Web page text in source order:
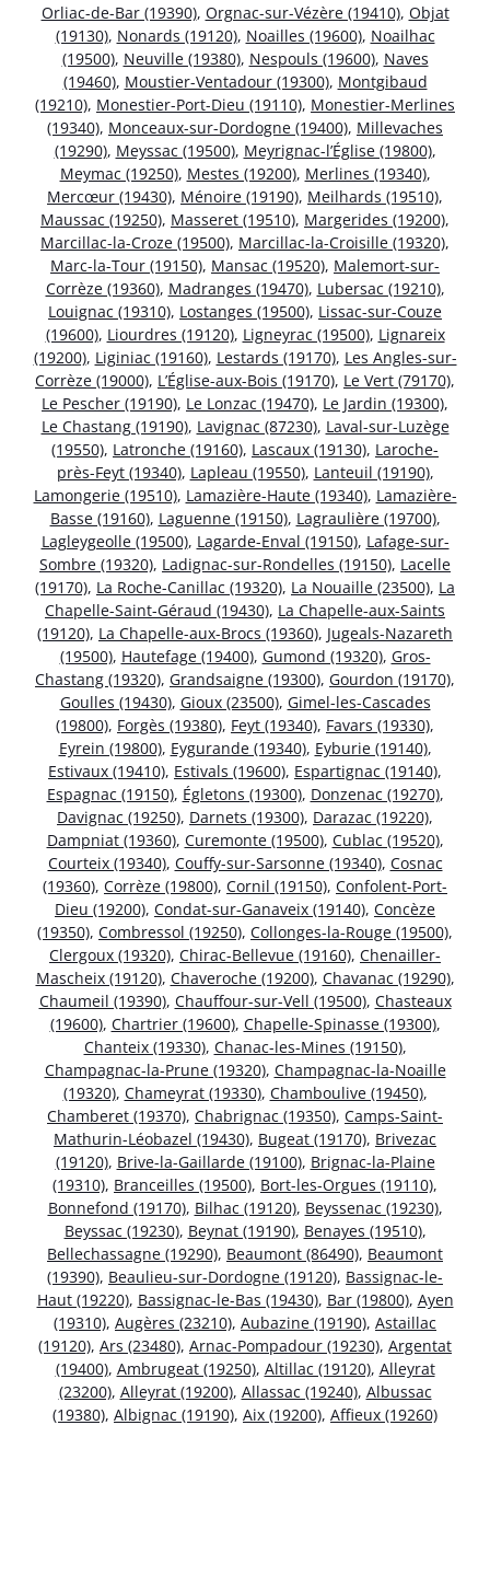
Orliac-de-Bar (19390), Orgnac-sur-Vézère (19410), Objat
(19130), Nonards (19120), Noailles (19600), Noailhac
(19500), Neuville (19380), Nespouls (19600), Naves
(19460), Moustier-Ventadour (19300), Montgibaud
(19210), Monestier-Port-Dieu (19110), Monestier-Merlines
(19340), Monceaux-sur-Dordogne (19400), Millevaches
(19290), Meyssac (19500), Meyrignac-l’Église (19800),
Meymac (19250), Mestes (19200), Merlines (19340),
Mercœur (19430), Ménoire (19190), Meilhards (19510),
Maussac (19250), Masseret (19510), Margerides (19200),
Marcillac-la-Croze (19500), Marcillac-la-Croisille (19320),
Marc-la-Tour (19150), Mansac (19520), Malemort-sur-
Corrèze (19360), Madranges (19470), Lubersac (19210),
Louignac (19310), Lostanges (19500), Lissac-sur-Couze
(19600), Liourdres (19120), Ligneyrac (19500), Lignareix
(19200), Liginiac (19160), Lestards (19170), Les Angles-sur-
Corrèze (19000), L’Église-aux-Bois (19170), Le Vert (79170),
Le Pescher (19190), Le Lonzac (19470), Le Jardin (19300),
Le Chastang (19190), Lavignac (87230), Laval-sur-Luzège
(19550), Latronche (19160), Lascaux (19130), Laroche-
près-Feyt (19340), Lapleau (19550), Lanteuil (19190),
Lamongerie (19510), Lamazière-Haute (19340), Lamazière-
Basse (19160), Laguenne (19150), Lagraulière (19700),
Lagleygeolle (19500), Lagarde-Enval (19150), Lafage-sur-
Sombre (19320), Ladignac-sur-Rondelles (19150), Lacelle
(19170), La Roche-Canillac (19320), La Nouaille (23500), La
Chapelle-Saint-Géraud (19430), La Chapelle-aux-Saints
(19120), La Chapelle-aux-Brocs (19360), Jugeals-Nazareth
(19500), Hautefage (19400), Gumond (19320), Gros-
Chastang (19320), Grandsaigne (19300), Gourdon (19170),
Goulles (19430), Gioux (23500), Gimel-les-Cascades
(19800), Forgès (19380), Feyt (19340), Favars (19330),
Eyrein (19800), Eygurande (19340), Eyburie (19140),
Estivaux (19410), Estivals (19600), Espartignac (19140),
Espagnac (19150), Égletons (19300), Donzenac (19270),
Davignac (19250), Darnets (19300), Darazac (19220),
Dampniat (19360), Curemonte (19500), Cublac (19520),
Courteix (19340), Couffy-sur-Sarsonne (19340), Cosnac
(19360), Corrèze (19800), Cornil (19150), Confolent-Port-
Dieu (19200), Condat-sur-Ganaveix (19140), Concèze
(19350), Combressol (19250), Collonges-la-Rouge (19500),
Clergoux (19320), Chirac-Bellevue (19160), Chenailler-
Mascheix (19120), Chaveroche (19200), Chavanac (19290),
Chaumeil (19390), Chauffour-sur-Vell (19500), Chasteaux
(19600), Chartrier (19600), Chapelle-Spinasse (19300),
Chanteix (19330), Chanac-les-Mines (19150),
Champagnac-la-Prune (19320), Champagnac-la-Noaille
(19320), Chameyrat (19330), Chamboulive (19450),
Chamberet (19370), Chabrignac (19350), Camps-Saint-
Mathurin-Léobazel (19430), Bugeat (19170), Brivezac
(19120), Brive-la-Gaillarde (19100), Brignac-la-Plaine
(19310), Branceilles (19500), Bort-les-Orgues (19110),
Bonnefond (19170), Bilhac (19120), Beyssenac (19230),
Beyssac (19230), Beynat (19190), Benayes (19510),
Bellechassagne (19290), Beaumont (86490), Beaumont
(19390), Beaulieu-sur-Dordogne (19120), Bassignac-le-
Haut (19220), Bassignac-le-Bas (19430), Bar (19800), Ayen
(19310), Augères (23210), Aubazine (19190), Astaillac
(19120), Ars (23480), Arnac-Pompadour (19230), Argentat
(19400), Ambrugeat (19250), Altillac (19120), Alleyrat
(23200), Alleyrat (19200), Allassac (19240), Albussac
(19380), Albignac (19190), Aix (19200), Affieux (19260)